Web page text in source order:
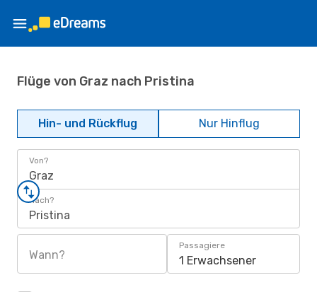
Flüge von Graz nach Pristina
Hin- und Rückflug Nur Hinflug
Von?
Graz
Nach?
Pristina
Wann?
Passagiere
1 Erwachsener